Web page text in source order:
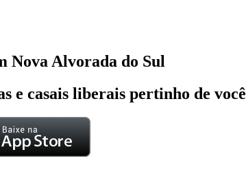
Nova Alvorada do Sul
e casais liberais pertinho de você